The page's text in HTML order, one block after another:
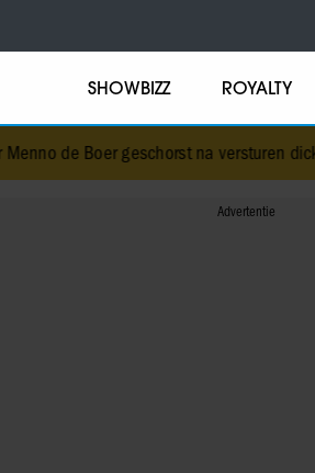
SHOWBIZZ ROYALTY
na versturen dickpic in